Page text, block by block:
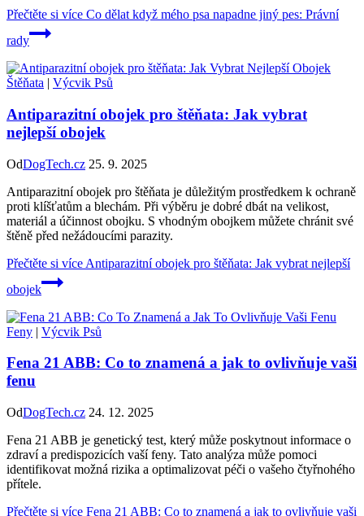
Přečtěte si více Co dělat když mého psa napadne jiný pes: Právní
rady
Štěňata | Výcvik Psů
Antiparazitní obojek pro štěňata: Jak vybrat
nejlepší obojek
OdDogTech.cz 25. 9. 2025
Antiparazitní obojek pro štěňata je důležitým prostředkem k ochraně
proti klíšťatům a blechám. Při výběru je dobré dbát na velikost,
materiál a účinnost obojku. S vhodným obojkem můžete chránit své
štěně před nežádoucími parazity.
Přečtěte si více Antiparazitní obojek pro štěňata: Jak vybrat nejlepší
obojek
Feny | Výcvik Psů
Fena 21 ABB: Co to znamená a jak to ovlivňuje vaši
fenu
OdDogTech.cz 24. 12. 2025
Fena 21 ABB je genetický test, který může poskytnout informace o
zdraví a predispozicích vaší feny. Tato analýza může pomoci
identifikovat možná rizika a optimalizovat péči o vašeho čtyřnohého
přítele.
Přečtěte si více Fena 21 ABB: Co to znamená a jak to ovlivňuje vaši